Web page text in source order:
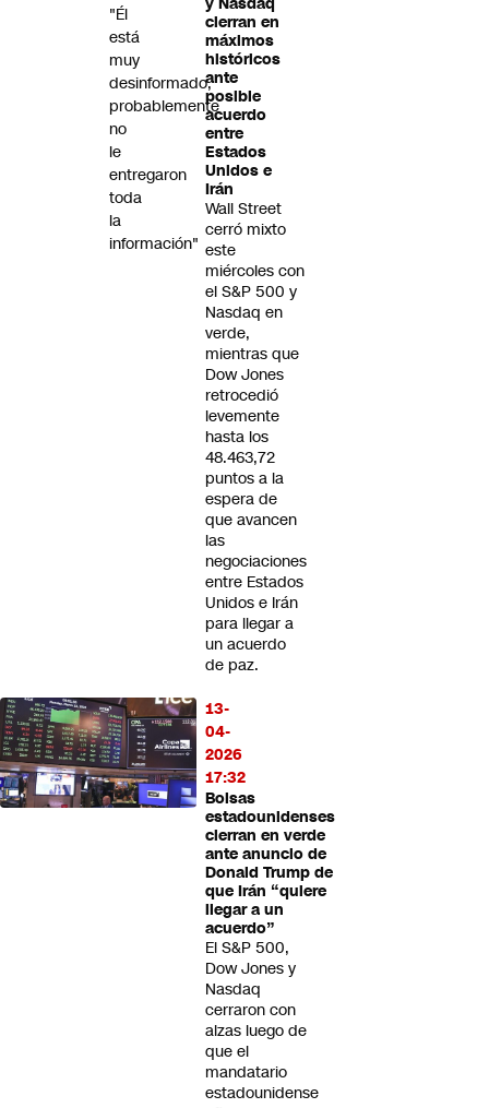
cierran en
máximos
históricos
ante
posible
acuerdo
entre
Estados
Unidos e
Irán
Wall Street
cerró mixto
este
miércoles con
el S&P 500 y
Nasdaq en
verde,
mientras que
Dow Jones
retrocedió
levemente
hasta los
48.463,72
puntos a la
espera de
que avancen
las
negociaciones
entre Estados
Unidos e Irán
para llegar a
un acuerdo
de paz.
13-
04-
2026
17:32
Bolsas
estadounidenses
cierran en verde
ante anuncio de
Donald Trump de
que Irán “quiere
llegar a un
acuerdo”
El S&P 500,
Dow Jones y
Nasdaq
cerraron con
alzas luego de
que el
mandatario
estadounidense
"Él
está
muy
desinformado,
probablemente
no
le
entregaron
toda
la
información"